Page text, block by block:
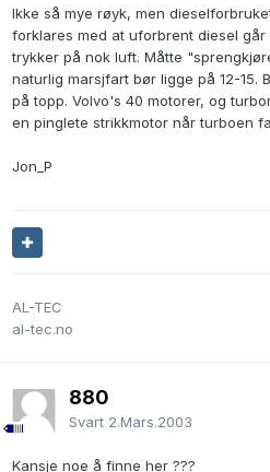
Ikke så mye røyk, men
forklares med at uforbrent diesel
trykker på nok luft. Måtte
naturlig marsjfart bør ligge på 12-15.
på topp. Volvo's 40 motorer, og
en pinglete strikkmotor når turboen
Jon_P
AL-TEC
al-tec.no
880
Svart 2.Mars.2003
Kansje noe å finne her ???